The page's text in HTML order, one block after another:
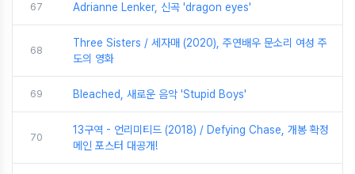
67 Adrianne Lenker, 신곡 'dragon eyes'
68
Three Sisters / 세자매 (2020), 주연배우 문소리 여성 주
도의 영화
69 Bleached, 새로운 음악 'Stupid Boys'
70
13구역 - 언리미티드 (2018) / Defying Chase, 개봉 확정
메인 포스터 대공개!